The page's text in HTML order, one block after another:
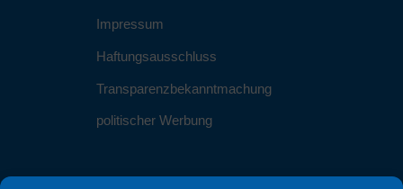
Impressum
Haftungsausschluss
Transparenzbekanntmachung
politischer Werbung